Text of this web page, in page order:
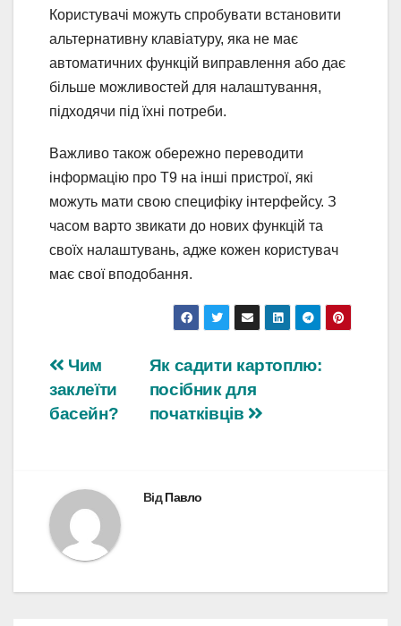
Користувачі можуть спробувати встановити
альтернативну клавіатуру, яка не має
автоматичних функцій виправлення або дає
більше можливостей для налаштування,
підходячи під їхні потреби.
Важливо також обережно переводити
інформацію про T9 на інші пристрої, які
можуть мати свою специфіку інтерфейсу. З
часом варто звикати до нових функцій та
своїх налаштувань, адже кожен користувач
має свої вподобання.
Навігація
записів
Як садити картоплю:
посібник для
початківців
Чим
заклеїти
басейн?
ВідПавло